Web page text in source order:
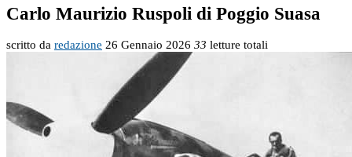
Carlo Maurizio Ruspoli di Poggio Suasa
scritto da redazione 26 Gennaio 2026 33 letture totali